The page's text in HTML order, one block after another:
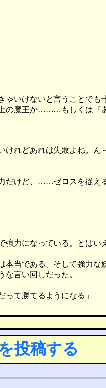
けないと言うことでも
の魔王か………もしくは『あ
れどあれは失敗よね。
だけど、……ゼロスを従え
力になっている。とはい
である。そして強力な
言い回しだった。
て勝てるようになる」
投稿する